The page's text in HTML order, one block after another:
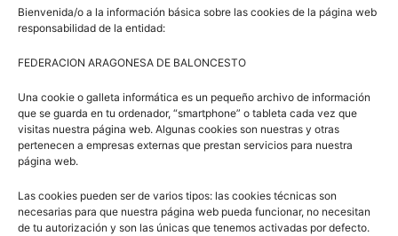
Bienvenida/o a la información básica sobre las cookies de la página web
responsabilidad de la entidad:
FEDERACION ARAGONESA DE BALONCESTO
Una cookie o galleta informática es un pequeño archivo de información
que se guarda en tu ordenador, “smartphone” o tableta cada vez que
visitas nuestra página web. Algunas cookies son nuestras y otras
pertenecen a empresas externas que prestan servicios para nuestra
página web.
Las cookies pueden ser de varios tipos: las cookies técnicas son
necesarias para que nuestra página web pueda funcionar, no necesitan
de tu autorización y son las únicas que tenemos activadas por defecto.
se realió en la Residencia Juvenil de Villanúa y en la
y debates tuvieron lugar en una sala del Ayuntamiento de
pabellón municipal de Villanúa.
Con esta actividad la FAB pretende ayudar a mejorar a los
con el objetivo final de que esta mejora repercuta en sus
equipos y en el nivel del baloncesto de formación.